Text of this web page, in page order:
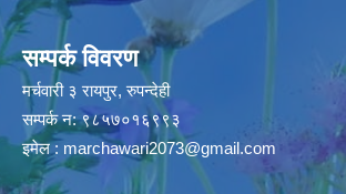
सम्पर्क विवरण
मर्चवारी ३ रायपुर, रुपन्देही
सम्पर्क न: ९८५७०१६९९३
इमेल : marchawari2073@gmail.com